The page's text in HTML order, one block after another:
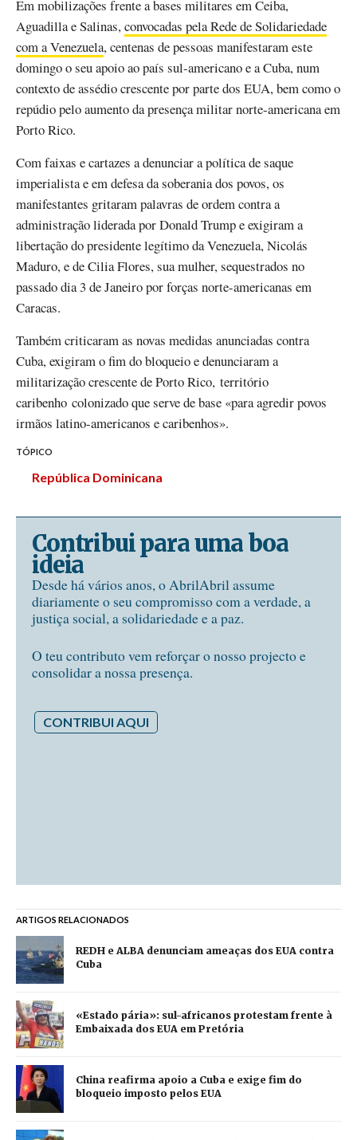
Em mobilizações frente a bases militares em Ceiba,
Aguadilla e Salinas,convocadas pela Rede de Solidariedade
com a Venezuela, centenas de pessoas manifestaram este
domingo o seu apoio ao país sul-americano e a Cuba, num
contexto de assédio crescente por parte dos EUA, bem como o
repúdio pelo aumento da presença militar norte-americana em
Porto Rico.
Com faixas e cartazes a denunciar a política de saque
imperialista e em defesa da soberania dos povos, os
manifestantes gritaram palavras de ordem contra a
administração liderada por Donald Trump e exigiram a
libertação do presidente legítimo da Venezuela, Nicolás
Maduro, e de Cilia Flores, sua mulher, sequestrados no
passado dia 3 de Janeiro por forças norte-americanas em
Caracas.
Também criticaram as novas medidas anunciadas contra
Cuba, exigiram o fim do bloqueio e denunciaram a
militarização crescente de Porto Rico, território
caribenho colonizado que serve de base «para agredir povos
irmãos latino-americanos e caribenhos».
TÓPICO
República Dominicana
Contribui para uma boa
ideia
Desde há vários anos, o AbrilAbril assume
diariamente o seu compromisso com a verdade, a
justiça social, a solidariedade e a paz.
O teu contributo vem reforçar o nosso projecto e
consolidar a nossa presença.
CONTRIBUI AQUI
ARTIGOS RELACIONADOS
REDH e ALBA denunciam ameaças dos EUA contra
Cuba
«Estado pária»: sul-africanos protestam frente à
Embaixada dos EUA em Pretória
China reafirma apoio a Cuba e exige fim do
bloqueio imposto pelos EUA